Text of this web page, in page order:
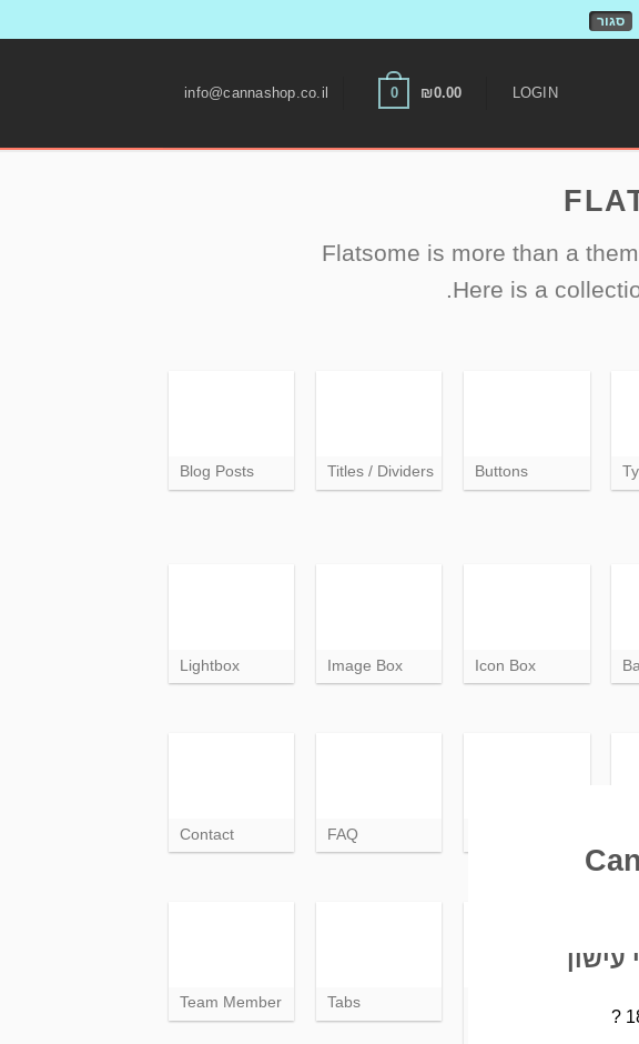
עישון
סגור
LOGIN
₪0.00
0
info@cannashop.co.il
Flatsome is more than a
Here is a
Buttons
Titles / Dividers
Blog Posts
Icon Box
Image Box
Lightbox
FAQ
Contact
Tabs
Team Member